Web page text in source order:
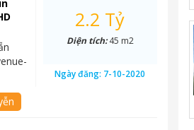
2.2 Tỷ
Diện tích:45 m2
Ngày đăng: 7-10-2020